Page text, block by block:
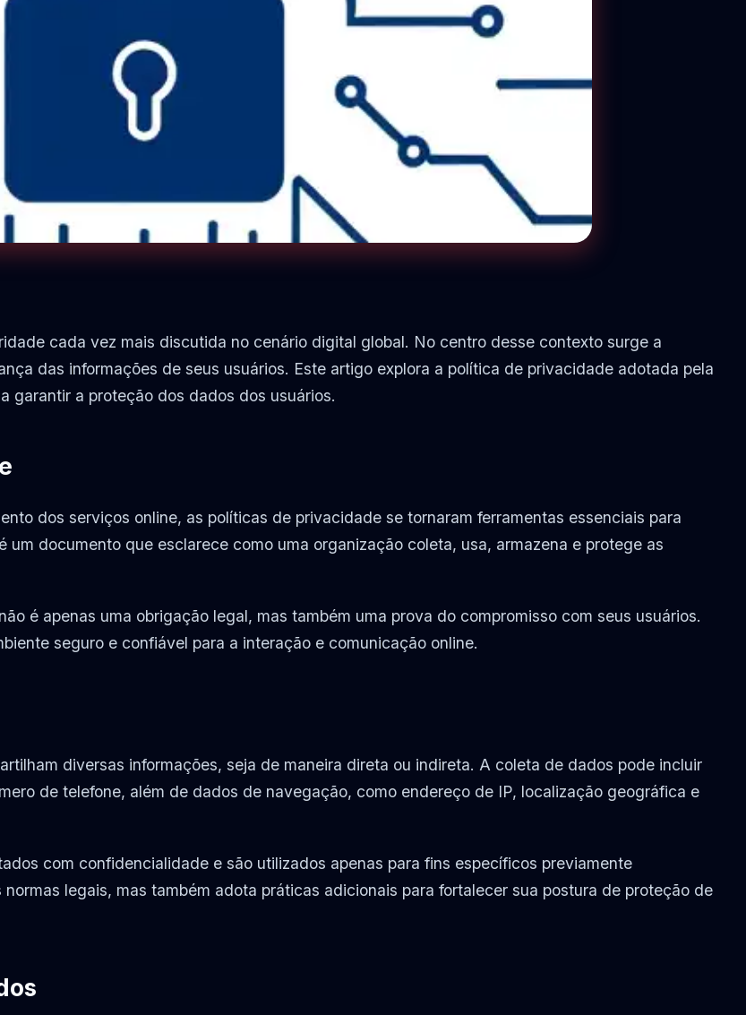
cada vez mais discutida no cenário digital global. No centro desse contexto surge a
das informações de seus usuários. Este artigo explora a política de privacidade adotada pela
garantir a proteção dos dados dos usuários.
dos serviços online, as políticas de privacidade se tornaram ferramentas essenciais para
documento que esclarece como uma organização coleta, usa, armazena e protege as
é apenas uma obrigação legal, mas também uma prova do compromisso com seus usuários.
seguro e confiável para a interação e comunicação online.
diversas informações, seja de maneira direta ou indireta. A coleta de dados pode incluir
de telefone, além de dados de navegação, como endereço de IP, localização geográfica e
com confidencialidade e são utilizados apenas para fins específicos previamente
legais, mas também adota práticas adicionais para fortalecer sua postura de proteção de